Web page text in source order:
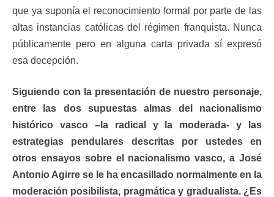
que ya suponía el reconocimiento formal por parte de las
altas instancias católicas del régimen franquista. Nunca
públicamente pero en alguna carta privada sí expresó
esa decepción.
Siguiendo con la presentación de nuestro personaje,
entre las dos supuestas almas del nacionalismo
histórico vasco –la radical y la moderada- y las
estrategias pendulares descritas por ustedes en
otros ensayos sobre el nacionalismo vasco, a José
Antonio Agirre se le ha encasillado normalmente en la
moderación posibilista, pragmática y gradualista. ¿Es